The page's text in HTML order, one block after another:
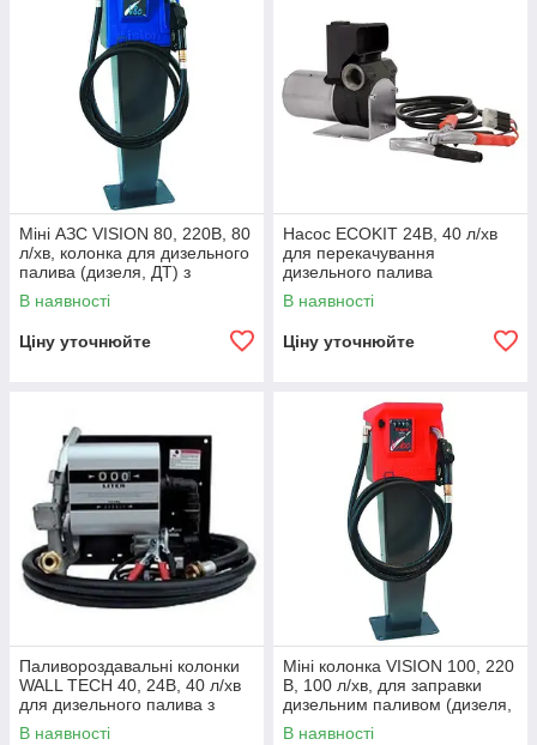
Міні АЗС VISION 80, 220В, 80
л/хв, колонка для дизельного
палива (дизеля, ДТ) з
п'єдесталом КИЇВ
В наявності
Ціну уточнюйте
Насос ECOKIT 24В, 40 л/хв
для перекачування
дизельного палива
В наявності
Ціну уточнюйте
Паливороздавальні колонки
WALL TECH 40, 24В, 40 л/хв
для дизельного палива з
витратоміром КИЇВ
В наявності
Міні колонка VISION 100, 220
В, 100 л/хв, для заправки
дизельним паливом (дизеля,
ДТ) з п'єдесталом КИЇВ
В наявності